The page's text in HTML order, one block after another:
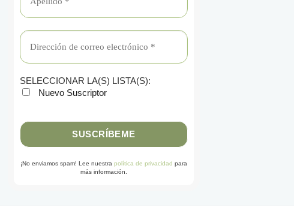
SELECCIONAR LA(S) LISTA(S):
Nuevo Suscriptor
¡No enviamos spam! Lee nuestra política de privacidad para
más información.